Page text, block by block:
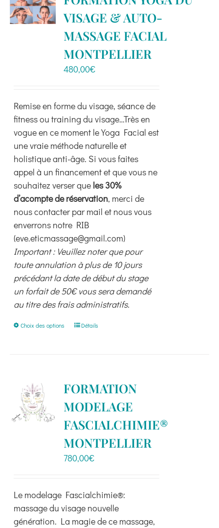
Boutique
VISAGE & AUTO-
MASSAGE FACIAL
MONTPELLIER
480,00€
Remise en forme du visage, séance de
fitness ou training du visage…Très en
vogue en ce moment le Yoga Facial est
une vraie méthode naturelle et
holistique anti-âge. Si vous faites
appel à un financement et que vous ne
souhaitez verser que les 30%
d’acompte de réservation, merci de
nous contacter par mail et nous vous
enverrons notre RIB
(eve.eticmassage@gmail.com)
Important : Veuillez noter que pour
toute annulation à plus de 10 jours
précédant la date de début du stage
un forfait de 50€ vous sera demandé
au titre des frais administratifs.
Choix des options
Ce
Les
options
peuvent
être
choisies
sur
du
produit
Détails
FORMATION
MODELAGE
FASCIALCHIMIE®
MONTPELLIER
780,00€
Le modelage Fascialchimie®:
massage du visage nouvelle
génération. La magie de ce massage,